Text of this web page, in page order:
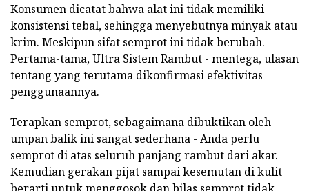
Konsumen dicatat bahwa alat ini tidak memiliki
konsistensi tebal, sehingga menyebutnya minyak atau
krim. Meskipun sifat semprot ini tidak berubah.
Pertama-tama, Ultra Sistem Rambut - mentega, ulasan
tentang yang terutama dikonfirmasi efektivitas
penggunaannya.
Terapkan semprot, sebagaimana dibuktikan oleh
umpan balik ini sangat sederhana - Anda perlu
semprot di atas seluruh panjang rambut dari akar.
Kemudian gerakan pijat sampai kesemutan di kulit